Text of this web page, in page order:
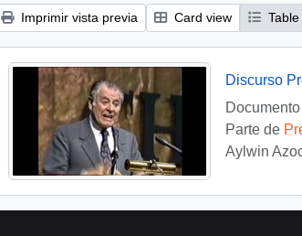
Imprimir vista previa Card view
Discurso
Documento
Parte de
Aylwin